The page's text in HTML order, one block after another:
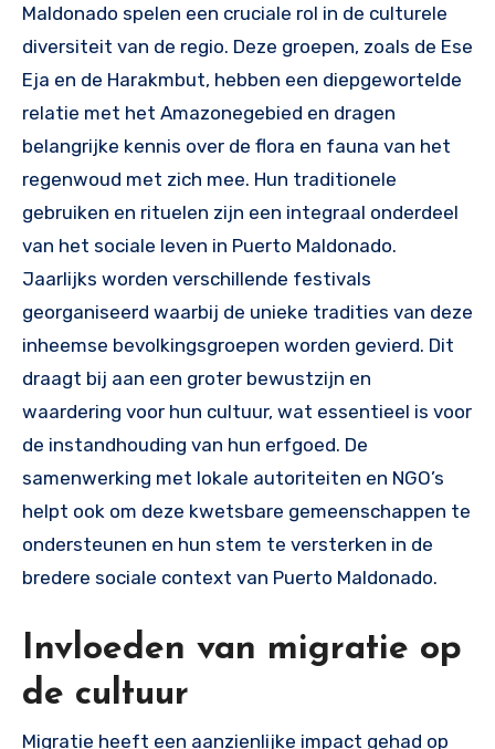
Maldonado spelen een cruciale rol in de culturele
diversiteit van de regio. Deze groepen, zoals de Ese
Eja en de Harakmbut, hebben een diepgewortelde
relatie met het Amazonegebied en dragen
belangrijke kennis over de flora en fauna van het
regenwoud met zich mee. Hun traditionele
gebruiken en rituelen zijn een integraal onderdeel
van het sociale leven in Puerto Maldonado.
Jaarlijks worden verschillende festivals
georganiseerd waarbij de unieke tradities van deze
inheemse bevolkingsgroepen worden gevierd. Dit
draagt bij aan een groter bewustzijn en
waardering voor hun cultuur, wat essentieel is voor
de instandhouding van hun erfgoed. De
samenwerking met lokale autoriteiten en NGO’s
helpt ook om deze kwetsbare gemeenschappen te
ondersteunen en hun stem te versterken in de
bredere sociale context van Puerto Maldonado.
Invloeden van migratie op
de cultuur
Migratie heeft een aanzienlijke impact gehad op